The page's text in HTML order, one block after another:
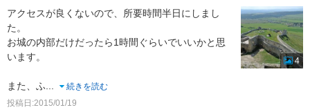
アクセスが良くないので、所要時間半日にしまし
た。
お城の内部だけだったら1時間ぐらいでいいかと思
います。
また、ふ
続きを読む
投稿日:2015/01/19
4